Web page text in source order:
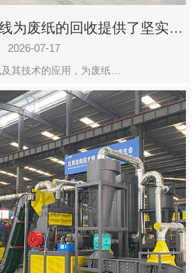
为废纸的回收提供了坚实的
保障
2026-07-17
其技术的应用，为废纸…